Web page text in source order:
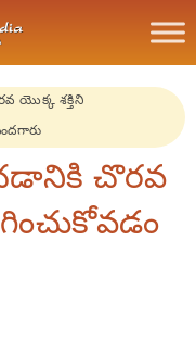
యొక్క శక్తిని
చొరవ